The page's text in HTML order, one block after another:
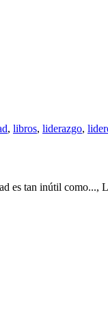
, libros, liderazgo,
es tan inútil como...,